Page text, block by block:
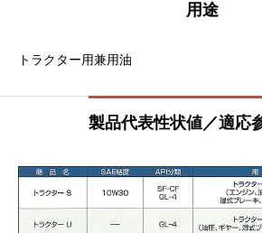
用途
トラクター用兼用油
製品代表性状値／適応